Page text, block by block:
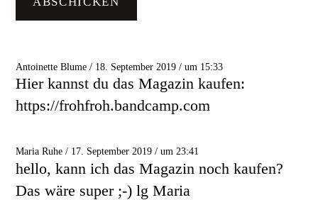
Antoinette Blume / 18. September 2019 / um 15:33
Hier kannst du das Magazin kaufen:
https://frohfroh.bandcamp.com
Maria Ruhe / 17. September 2019 / um 23:41
hello, kann ich das Magazin noch kaufen?
Das wäre super ;-) lg Maria